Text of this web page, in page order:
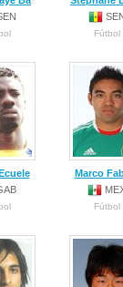
Fútbol
Marco
Fútbol